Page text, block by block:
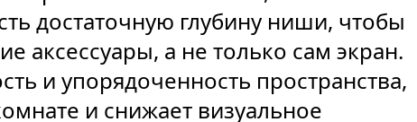
достаточную глубину ниши, чтобы
аксессуары, а не только сам экран.
и упорядоченность пространства,
и снижает визуальное